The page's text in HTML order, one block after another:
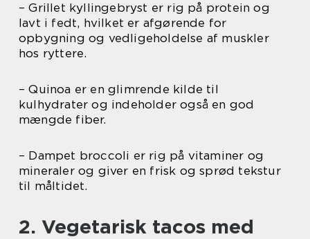
– Grillet kyllingebryst er rig på protein og
lavt i fedt, hvilket er afgørende for
opbygning og vedligeholdelse af muskler
hos ryttere.
– Quinoa er en glimrende kilde til
kulhydrater og indeholder også en god
mængde fiber.
– Dampet broccoli er rig på vitaminer og
mineraler og giver en frisk og sprød tekstur
til måltidet.
2. Vegetarisk tacos med